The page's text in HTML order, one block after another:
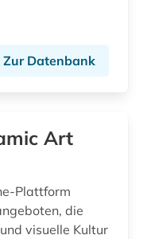
Zur Datenbank
Art
Plattform
die
visuelle Kultur